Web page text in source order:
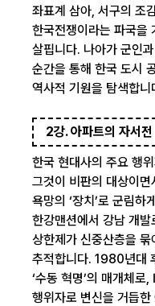
좌표계 삼아, 서구의 조
한국전쟁이라는 파국을
살핍니다. 나아가 군인
순간을 통해 한국 도시
역사적 기원을 탐색합니
2강. 아파트의 자서전
한국 현대사의 주요 행
그것이 비판의 대상이
욕망의 ‘장치’로 군림하
한강맨션에서 강남 개
상한제가 신중산층을 묶
추적합니다. 1980년대
‘수동 혁명’의 매개체
행위자로 변신을 거듭